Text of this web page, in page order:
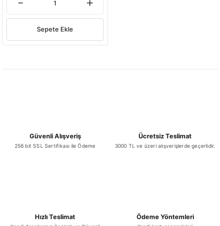
Sepete Ekle
Güvenli Alışveriş
256 bit SSL Sertifikası ile Ödeme
Ücretsiz Teslimat
3000 TL ve üzeri alışverişlerde geçerlidir.
Hızlı Teslimat Ödeme Yöntemleri